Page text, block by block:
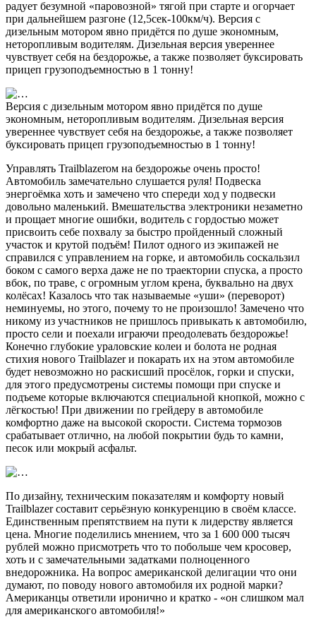
радует безумной «паровозной» тягой при старте и огорчает
при дальнейшем разгоне (12,5сек-100км/ч). Версия с
дизельным мотором явно придётся по душе экономным,
неторопливым водителям. Дизельная версия увереннее
чувствует себя на бездорожье, а также позволяет буксировать
прицеп грузоподъемностью в 1 тонну!
Версия с дизельным мотором явно придётся по душе
экономным, неторопливым водителям. Дизельная версия
увереннее чувствует себя на бездорожье, а также позволяет
буксировать прицеп грузоподъемностью в 1 тонну!
Управлять Trailblazerом на бездорожье очень просто!
Автомобиль замечательно слушается руля! Подвеска
энергоёмка хоть и замечено что спереди ход у подвески
довольно маленький. Вмешательства электроники незаметно
и прощает многие ошибки, водитель с гордостью может
присвоить себе похвалу за быстро пройденный сложный
участок и крутой подъём! Пилот одного из экипажей не
справился с управлением на горке, и автомобиль соскальзил
боком с самого верха даже не по траектории спуска, а просто
вбок, по траве, с огромным углом крена, буквально на двух
колёсах! Казалось что так называемые «уши» (переворот)
неминуемы, но этого, почему то не произошло! Замечено что
никому из участников не пришлось привыкать к автомобилю,
просто сели и поехали играючи преодолевать бездорожье!
Конечно глубокие ураловские колеи и болота не родная
стихия нового Trailblazer и покарать их на этом автомобиле
будет невозможно но раскисший просёлок, горки и спуски,
для этого предусмотрены системы помощи при спуске и
подъеме которые включаются специальной кнопкой, можно с
лёгкостью! При движении по грейдеру в автомобиле
комфортно даже на высокой скорости. Система тормозов
срабатывает отлично, на любой покрытии будь то камни,
песок или мокрый асфальт.
По дизайну, техническим показателям и комфорту новый
Trailblazer составит серьёзную конкуренцию в своём классе.
Единственным препятствием на пути к лидерству является
цена. Многие поделились мнением, что за 1 600 000 тысяч
рублей можно присмотреть что то побольше чем кросовер,
хоть и с замечательными задатками полноценного
внедорожника. На вопрос американской делигации что они
думают, по поводу нового автомобиля их родной марки?
Американцы ответили иронично и кратко - «он слишком мал
для американского автомобиля!»